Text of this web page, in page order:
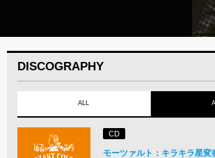
DISCOGRAPHY
ALL
CD
モーツァルト：キラキラ星